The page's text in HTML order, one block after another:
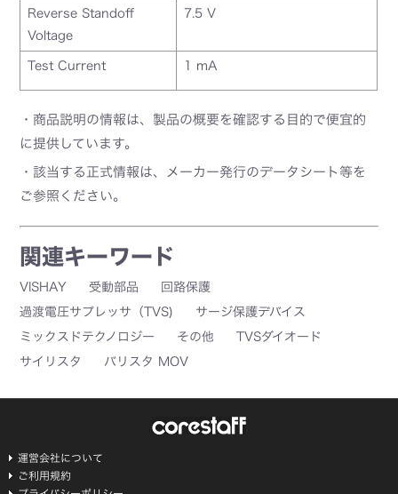
Reverse Standoff
Voltage
7.5 V
Test Current 1 mA
・商品説明の情報は、製品の概要を確認する目的で便宜的
に提供しています。
・該当する正式情報は、メーカー発行のデータシート等を
ご参照ください。
関連キーワード
VISHAY 受動部品
回路保護
過渡電圧サプレッサ（TVS)
サージ保護デバイス
ミックスドテクノロジー
その他
TVSダイオード
サイリスタ
バリスタ MOV
運営会社について
ご利用規約